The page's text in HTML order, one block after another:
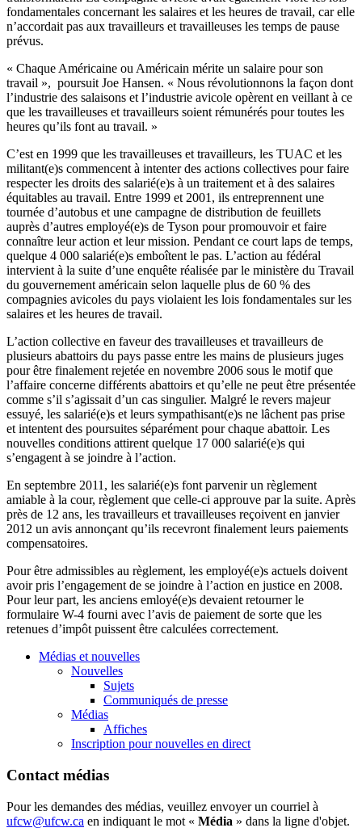
fondamentales concernantles salaires et les heures de travail, carelle
n’accordaitpas aux travailleurs ettravailleuses les temps de pause
prévus.
« ChaqueAméricaine ouAméricain mérite un salaire pour son
travail », poursuit Joe Hansen. « Nous révolutionnons la façon dont
l’industrie des salaisons etl’industrie avicole opèrenten veillant à ce
que les travailleuses ettravailleurs soient rémunérés pourtoutes les
heures qu’ils font au travail. »
C’esten 1999 que les travailleuses ettravailleurs, les TUAC et les
militant(e)s commencent à intenterdes actions collectives pour faire
respecter les droits des salarié(e)s à un traitementetà des salaires
équitables au travail. Entre 1999 et 2001, ils entreprennent une
tournée d’autobus etune campagne de distribution de feuillets
auprès d’autres employé(e)s de Tyson pourpromouvoiret faire
connaître leuraction etleurmission. Pendantce court laps de temps,
quelque 4 000 salarié(e)s emboîtentle pas. L’action au fédéral
intervient à la suite d’une enquête réalisée par le ministère du Travail
du gouvernement américain selon laquelle plus de 60 % des
compagnies avicoles du pays violaientles lois fondamentales surles
salaires et les heures de travail.
L’action collective en faveurdes travailleuses ettravailleurs de
plusieurs abattoirs du pays passe entre les mains de plusieurs juges
pourêtre finalement rejetée en novembre 2006 sous le motifque
l’affaire concerne différents abattoirs etqu’elle ne peut être présentée
comme s’il s’agissait d’un cas singulier. Malgré le revers majeur
essuyé, les salarié(e)s etleurs sympathisant(e)s ne lâchentpas prise
etintententdes poursuites séparémentpourchaque abattoir. Les
nouvelles conditions attirent quelque 17 000 salarié(e)s qui
s’engagent à se joindre à l’action.
En septembre 2011, les salarié(e)s fontparvenirun règlement
amiable à la cour, règlement que celle-ci approuve par la suite. Après
près de 12 ans, les travailleurs ettravailleuses reçoiventen janvier
2012 un avis annonçant qu’ils recevront finalement leurs paiements
compensatoires.
Pourêtre admissibles au règlement, les employé(e)s actuels doivent
avoir pris l’engagementde se joindre à l’action en justice en 2008.
Pourleurpart, les anciens emloyé(e)s devaient retournerle
formulaire W-4 fourni avec l’avis de paiementde sorte que les
retenues d’impôt puissent être calculées correctement.
Médias et nouvelles
Nouvelles
Sujets
Communiqués de presse
Médias
Affiches
Inscription pour nouvelles en direct
Contact médias
Pour les demandes des médias, veuillez envoyer un courriel à
ufcw@ufcw.ca en indiquant le mot « Média » dans la ligne d'objet.